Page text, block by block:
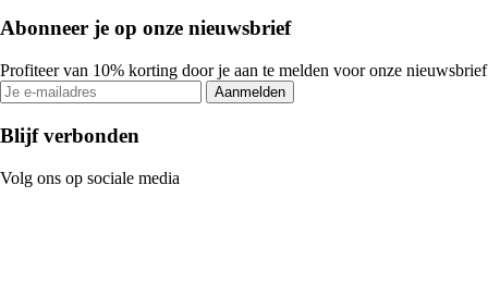
Abonneer je op onze nieuwsbrief
Profiteer van 10% korting door je aan te melden voor onze nieuwsbrief
Aanmelden
Blijf verbonden
Volg ons op sociale media